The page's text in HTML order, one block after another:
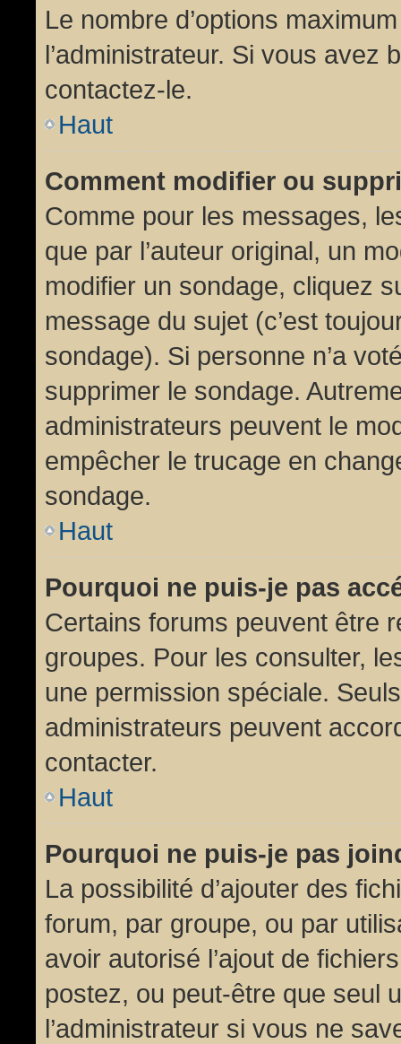
Le nombre d’options
l’administrateur. Si vous avez
contactez-le.
Haut
Comment modifier ou
Comme pour les messages,
que par l’auteur original, un
modifier un sondage, cliquez
message du sujet (c’est
sondage). Si personne n’a
supprimer le sondage.
administrateurs peuvent le
empêcher le trucage en
sondage.
Haut
Pourquoi ne puis-je pas
Certains forums peuvent être
groupes. Pour les consulter,
une permission spéciale.
administrateurs peuvent
contacter.
Haut
Pourquoi ne puis-je pas
La possibilité d’ajouter des
forum, par groupe, ou par
avoir autorisé l’ajout de
postez, ou peut-être que seul
l’administrateur si vous ne